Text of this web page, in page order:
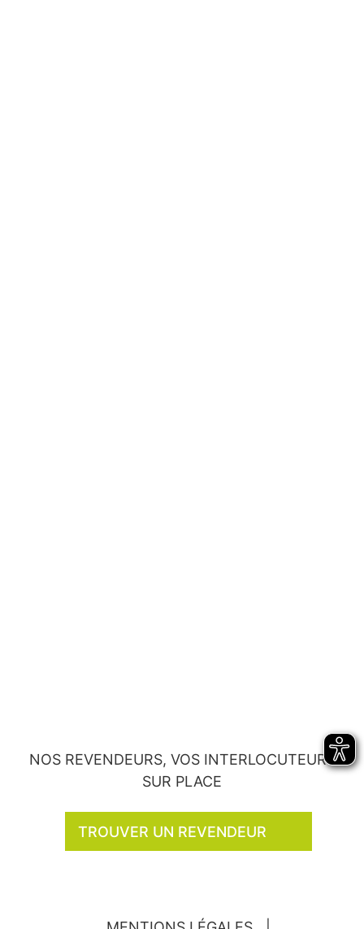
NOS REVENDEURS, VOS INTERLOCUTEURS
SUR PLACE
TROUVER UN REVENDEUR